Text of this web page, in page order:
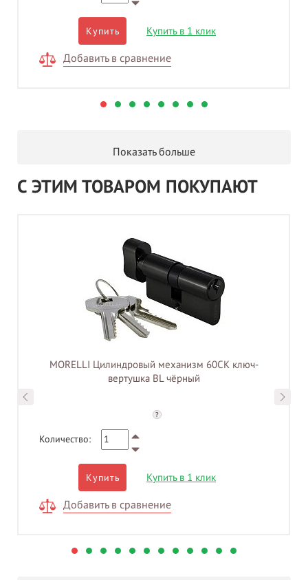
Купить Купить в 1 клик
Добавить в сравнение
Показать больше
С ЭТИМ ТОВАРОМ ПОКУПАЮТ
MORELLI Цилиндровый механизм 60CK ключ-
вертушка BL чёрный
?
Количество:
Купить Купить в 1 клик
Добавить в сравнение